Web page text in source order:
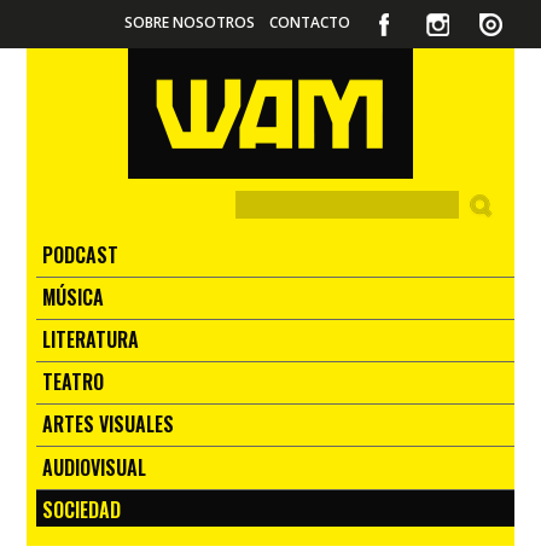
SOBRE NOSOTROS CONTACTO
PODCAST
MÚSICA
LITERATURA
TEATRO
ARTES VISUALES
AUDIOVISUAL
SOCIEDAD